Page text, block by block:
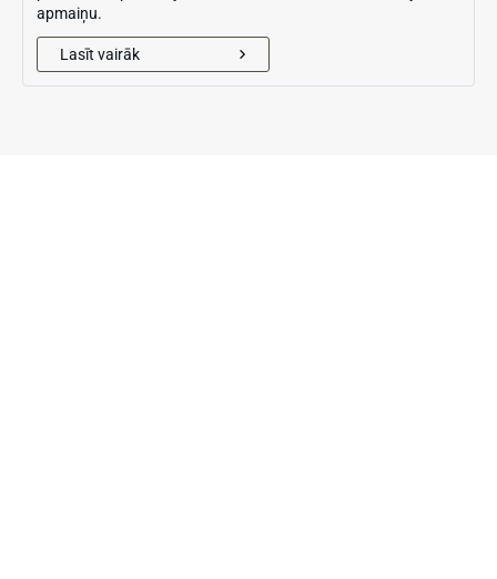
apmaiņu.
Lasīt vairāk